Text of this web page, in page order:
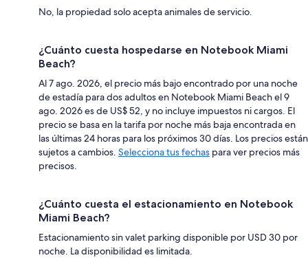
No, la propiedad solo acepta animales de servicio.
¿Cuánto cuesta hospedarse en Notebook Miami
Beach?
Al 7 ago. 2026, el precio más bajo encontrado por una noche
de estadía para dos adultos en Notebook Miami Beach el 9
ago. 2026 es de US$ 52, y no incluye impuestos ni cargos. El
precio se basa en la tarifa por noche más baja encontrada en
las últimas 24 horas para los próximos 30 días. Los precios están
sujetos a cambios. Selecciona tus fechas para ver precios más
precisos.
¿Cuánto cuesta el estacionamiento en Notebook
Miami Beach?
Estacionamiento sin valet parking disponible por USD 30 por
noche. La disponibilidad es limitada.